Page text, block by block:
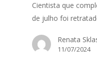
Cientista que
de julho foi
Renata
11/07/2024